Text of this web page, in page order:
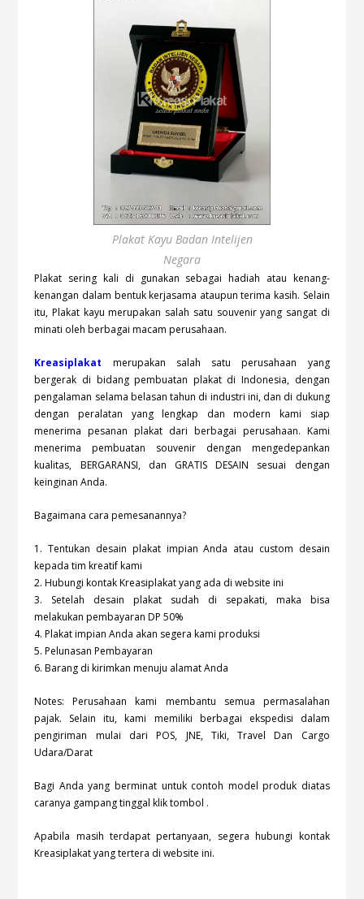
Plakat Kayu Badan Intelijen
Negara
Plakat sering kali di gunakan sebagai hadiah atau kenang-
kenangan dalam bentuk kerjasama ataupun terima kasih. Selain
itu, Plakat kayu merupakan salah satu souvenir yang sangat di
minati oleh berbagai macam perusahaan.
Kreasiplakat merupakan salah satu perusahaan yang
bergerak di bidang pembuatan plakat di Indonesia, dengan
pengalaman selama belasan tahun di industri ini, dan di dukung
dengan peralatan yang lengkap dan modern kami siap
menerima pesanan plakat dari berbagai perusahaan. Kami
menerima pembuatan souvenir dengan mengedepankan
kualitas, BERGARANSI, dan GRATIS DESAIN sesuai dengan
keinginan Anda.
Bagaimana cara pemesanannya?
1. Tentukan desain plakat impian Anda atau custom desain
kepada tim kreatif kami
2. Hubungi kontak Kreasiplakat yang ada di website ini
3. Setelah desain plakat sudah di sepakati, maka bisa
melakukan pembayaran DP 50%
4. Plakat impian Anda akan segera kami produksi
5. Pelunasan Pembayaran
6. Barang di kirimkan menuju alamat Anda
Notes: Perusahaan kami membantu semua permasalahan
pajak. Selain itu, kami memiliki berbagai ekspedisi dalam
pengiriman mulai dari POS, JNE, Tiki, Travel Dan Cargo
Udara/Darat
Bagi Anda yang berminat untuk contoh model produk diatas
caranya gampang tinggal klik tombol .
Apabila masih terdapat pertanyaan, segera hubungi kontak
Kreasiplakat yang tertera di website ini.